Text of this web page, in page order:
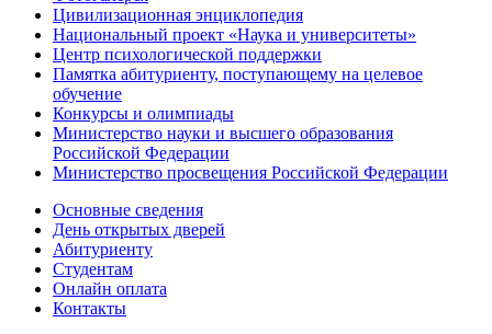
Цивилизационная энциклопедия
Национальный проект «Наука и университеты»
Центр психологической поддержки
Памятка абитуриенту, поступающему на целевое
обучение
Конкурсы и олимпиады
Министерство науки и высшего образования
Российской Федерации
Министерство просвещения Российской Федерации
Основные сведения
День открытых дверей
Абитуриенту
Студентам
Онлайн оплата
Контакты